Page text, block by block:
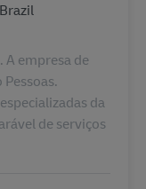
A empresa de
da
de serviços